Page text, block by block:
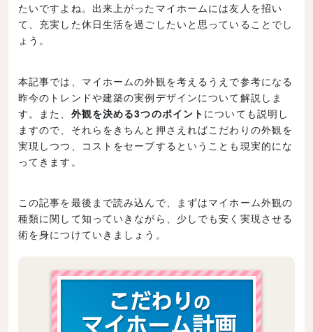
ク
たいですよね。出来上がったマイホームには友人を招い
て、充実した休日生活を過ごしたいと思っていることでし
ょう。
本記事では、マイホームの外観を考えるうえで参考になる
昨今のトレンドや建築の実例デザインについて解説しま
す。また、 外観を決める3つのポイント についても説明し
ますので、それらをきちんと押さえればこだわりの外観を
実現しつつ、コストをセーブするということも現実的にな
ってきます。
この記事を最後まで読み込んで、まずはマイホーム外観の
種類に関して知っていきながら、少しでも安く実現させる
術を身につけていきましょう。